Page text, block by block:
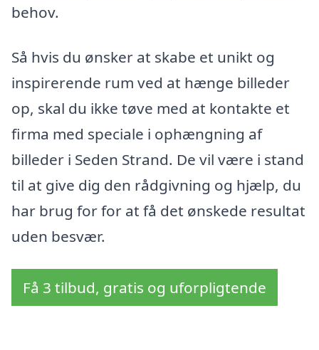
behov.
Så hvis du ønsker at skabe et unikt og
inspirerende rum ved at hænge billeder
op, skal du ikke tøve med at kontakte et
firma med speciale i ophængning af
billeder i Seden Strand. De vil være i stand
til at give dig den rådgivning og hjælp, du
har brug for for at få det ønskede resultat
uden besvær.
Få 3 tilbud, gratis og uforpligtende